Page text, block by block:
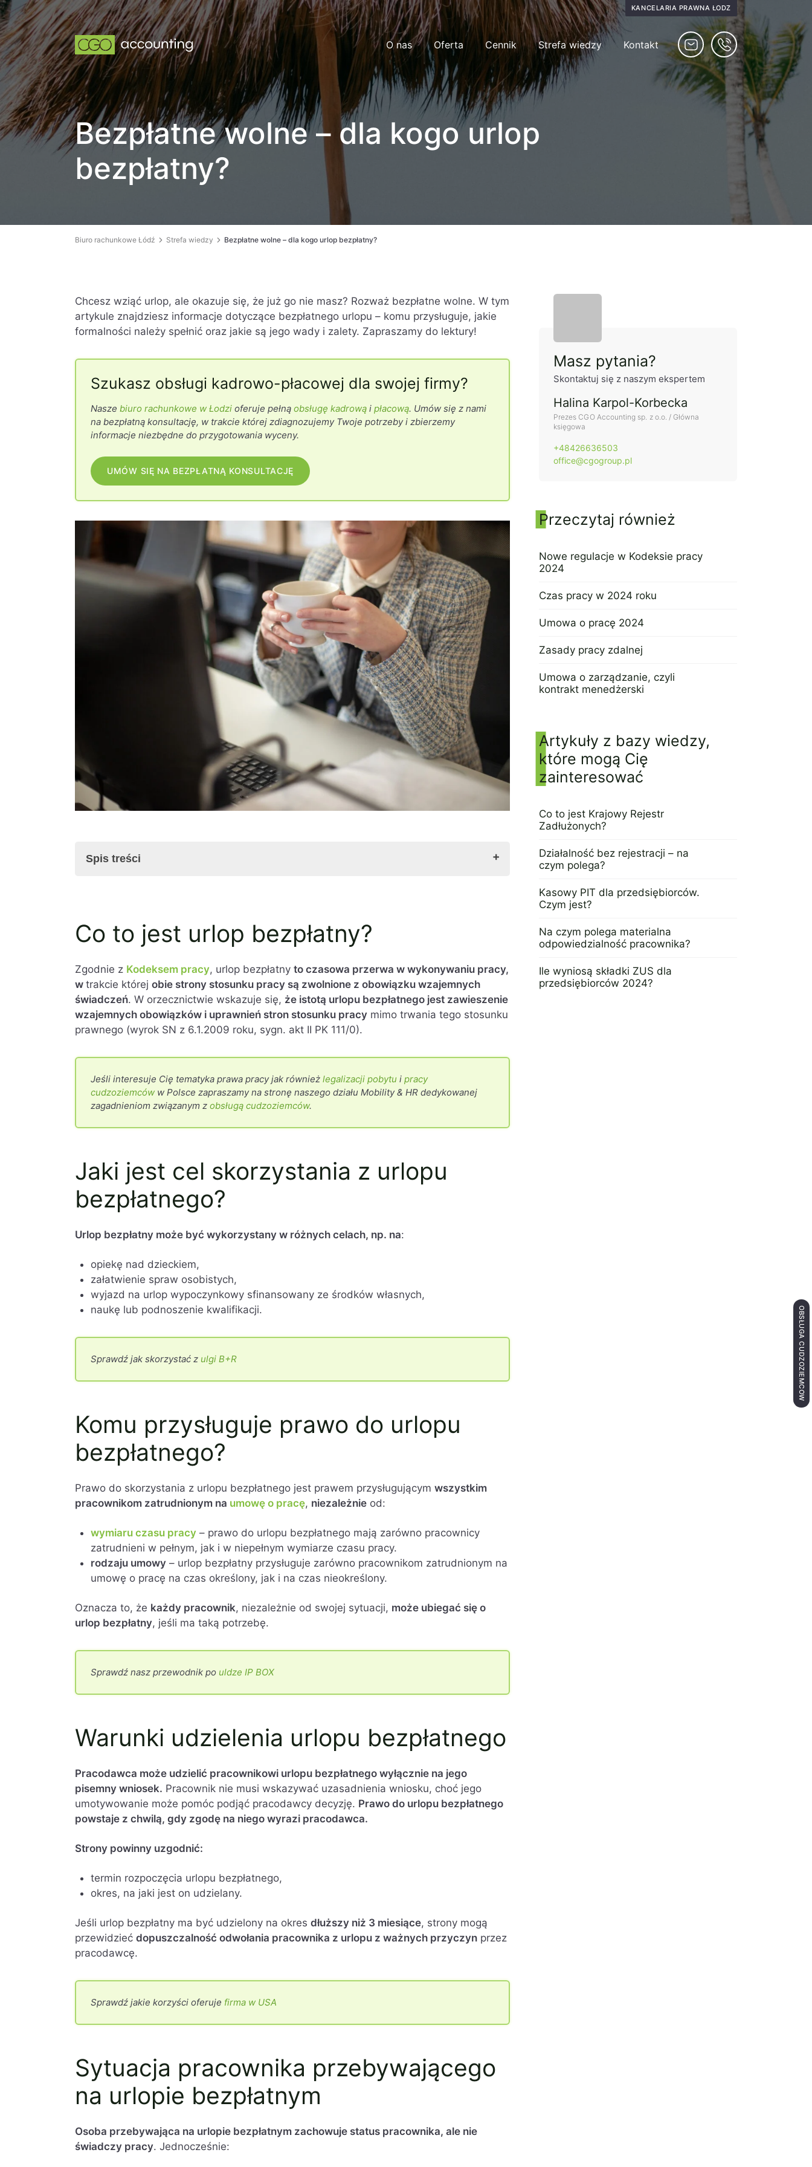
KANCELARIA PRAWNA ŁÓDŹ
O nas Oferta Cennik Strefa wiedzy Kontakt
Bezpłatne wolne – dla kogo urlop
bezpłatny?
Biuro rachunkowe Łódź Strefa wiedzy Bezpłatne wolne – dla kogo urlop bezpłatny?
Chcesz wziąć urlop, ale okazuje się, że już go nie masz? Rozważ bezpłatne wolne. W tym
artykule znajdziesz informacje dotyczące bezpłatnego urlopu – komu przysługuje, jakie
formalności należy spełnić oraz jakie są jego wady i zalety. Zapraszamy do lektury!
Szukasz obsługi kadrowo-płacowej dla swojej firmy?
Nasze biuro rachunkowe w Łodzi oferuje pełną obsługę kadrową i płacową. Umów się z nami
na bezpłatną konsultację, w trakcie której zdiagnozujemy Twoje potrzeby i zbierzemy
informacje niezbędne do przygotowania wyceny.
UMÓW SIĘ NA BEZPŁATNĄ KONSULTACJĘ
Spis treści
Jaki jest cel skorzystania z urlopu bezpłatnego?
Komu przysługuje prawo do urlopu bezpłatnego?
Sytuacja pracownika przebywającego na urlopie bezpłatnym
Sytuacja pracodawcy w czasie urlopu bezpłatnego pracownika
Obowiązki stron w związku z zakończeniem urlopu bezpłatnego
Najważniejsze informacje dotyczące urlopu bezpłatnego
Bezpłatne wolne – podsumowanie
Co to jest urlop bezpłatny?
Zgodnie z Kodeksem pracy, urlop bezpłatny to czasowa przerwa w wykonywaniu pracy,
w trakcie której obie strony stosunku pracy są zwolnione z obowiązku wzajemnych
świadczeń. W orzecznictwie wskazuje się, że istotą urlopu bezpłatnego jest zawieszenie
wzajemnych obowiązków i uprawnień stron stosunku pracy mimo trwania tego stosunku
prawnego (wyrok SN z 6.1.2009 roku, sygn. akt II PK 111/0).
Jeśli interesuje Cię tematyka prawa pracy jak również legalizacji pobytu i pracy
cudzoziemców w Polsce zapraszamy na stronę naszego działu Mobility & HR dedykowanej
zagadnieniom związanym z obsługą cudzoziemców.
Jaki jest cel skorzystania z urlopu
bezpłatnego?
Urlop bezpłatny może być wykorzystany w różnych celach, np. na:
opiekę nad dzieckiem,
załatwienie spraw osobistych,
wyjazd na urlop wypoczynkowy sfinansowany ze środków własnych,
naukę lub podnoszenie kwalifikacji.
Sprawdź jak skorzystać z ulgi B+R
Komu przysługuje prawo do urlopu
bezpłatnego?
Prawo do skorzystania z urlopu bezpłatnego jest prawem przysługującym wszystkim
pracownikom zatrudnionym na umowę o pracę, niezależnie od:
wymiaru czasu pracy– prawo do urlopu bezpłatnego mają zarówno pracownicy
zatrudnieni w pełnym, jak i w niepełnym wymiarze czasu pracy.
rodzaju umowy– urlop bezpłatny przysługuje zarówno pracownikom zatrudnionym na
umowę o pracę na czas określony, jak i na czas nieokreślony.
Oznacza to, że każdy pracownik, niezależnie od swojej sytuacji, może ubiegać się o
urlop bezpłatny, jeśli ma taką potrzebę.
Sprawdź nasz przewodnik po uldze IP BOX
Warunki udzielenia urlopu bezpłatnego
Pracodawca może udzielić pracownikowi urlopu bezpłatnego wyłącznie na jego
pisemny wniosek. Pracownik nie musi wskazywać uzasadnienia wniosku, choć jego
umotywowanie może pomóc podjąć pracodawcy decyzję. Prawo do urlopu bezpłatnego
powstaje z chwilą, gdy zgodę na niego wyrazi pracodawca.
Strony powinny uzgodnić:
termin rozpoczęcia urlopu bezpłatnego,
okres, na jaki jest on udzielany.
Jeśli urlop bezpłatny ma być udzielony na okres dłuższy niż 3 miesiące, strony mogą
przewidzieć dopuszczalność odwołania pracownika z urlopu z ważnych przyczyn przez
pracodawcę.
Sprawdź jakie korzyści oferuje firma w USA
Sytuacja pracownika przebywającego
na urlopie bezpłatnym
Osoba przebywająca na urlopie bezpłatnym zachowuje status pracownika, ale nie
świadczy pracy. Jednocześnie:
Masz pytania?
Skontaktuj się z naszym ekspertem
Halina Karpol-Korbecka
Prezes CGO Accounting sp. z o.o. / Główna
księgowa
+48426636503
office@cgogroup.pl
Przeczytaj również
Nowe regulacje w Kodeksie pracy
2024
Czas pracy w 2024 roku
Umowa o pracę 2024
Zasady pracy zdalnej
Umowa o zarządzanie, czyli
kontrakt menedżerski
Artykuły z bazy wiedzy,
które mogą Cię
zainteresować
Co to jest Krajowy Rejestr
Zadłużonych?
Działalność bez rejestracji – na
czym polega?
Kasowy PIT dla przedsiębiorców.
Czym jest?
Na czym polega materialna
odpowiedzialność pracownika?
Ile wyniosą składki ZUS dla
przedsiębiorców 2024?
OBSŁUGA CUDZOZIEMCÓW